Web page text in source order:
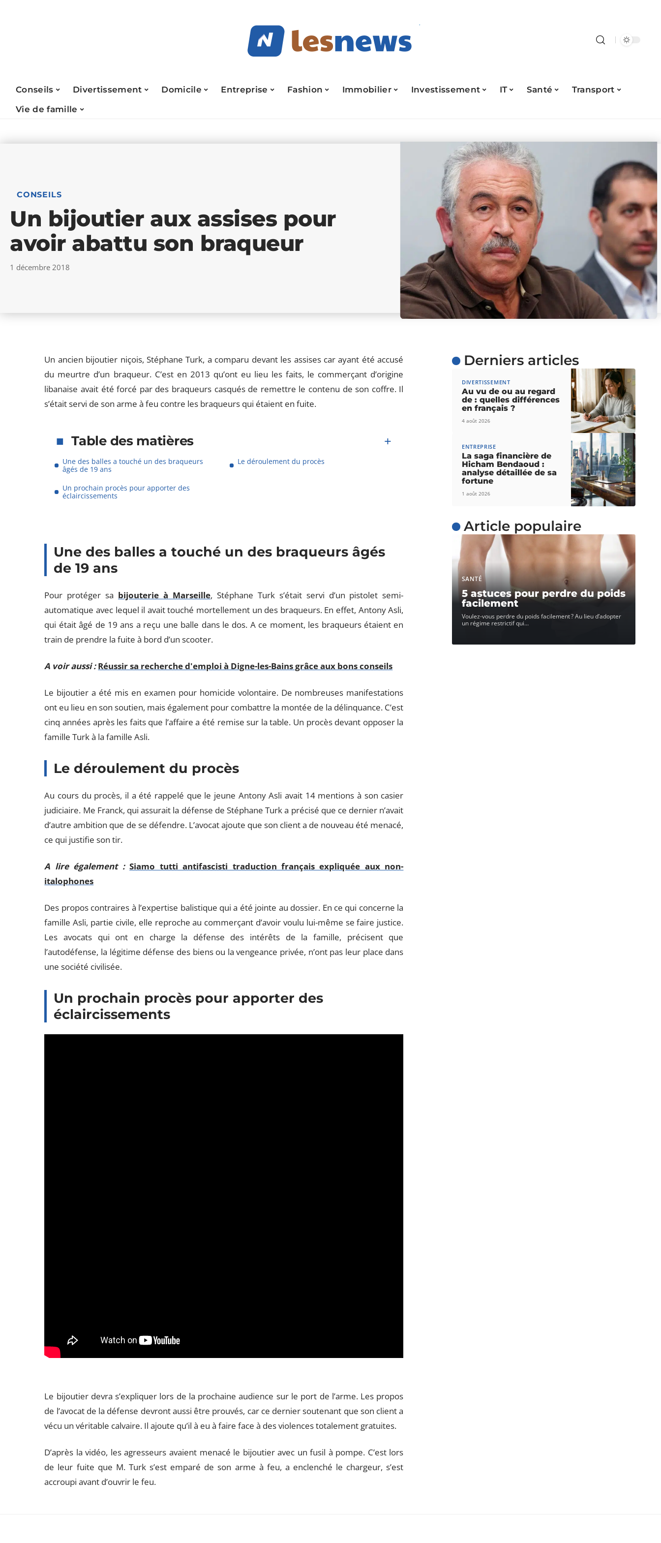
Conseils Divertissement Domicile Entreprise Fashion Immobilier Investissement IT Santé
Transport
Vie de famille
CONSEILS
Un bijoutier aux assises pour
avoir abattu son braqueur
1 décembre 2018
Un ancien bijoutier niçois, Stéphane Turk, a comparu devant les assises car ayant été accusé
du meurtre d’un braqueur. C’est en 2013 qu’ont eu lieu les faits, le commerçant d’origine
libanaise avait été forcé par des braqueurs casqués de remettre le contenu de son coffre. Il
s’était servi de son arme à feu contre les braqueurs qui étaient en fuite.
Table des matières
Une des balles a touché un des braqueurs
âgés de 19 ans
Le déroulement du procès
Un prochain procès pour apporter des
éclaircissements
Une des balles a touché un des braqueurs âgés
de 19 ans
Pour protéger sa bijouterie à Marseille, Stéphane Turk s’était servi d’un pistolet semi-
automatique avec lequel il avait touché mortellement un des braqueurs. En effet, Antony Asli,
qui était âgé de 19 ans a reçu une balle dans le dos. A ce moment, les braqueurs étaient en
train de prendre la fuite à bord d’un scooter.
A voir aussi : Réussir sa recherche d'emploi à Digne-les-Bains grâce aux bons conseils
Le bijoutier a été mis en examen pour homicide volontaire. De nombreuses manifestations
ont eu lieu en son soutien, mais également pour combattre la montée de la délinquance. C’est
cinq années après les faits que l’affaire a été remise sur la table. Un procès devant opposer la
famille Turk à la famille Asli.
Le déroulement du procès
Au cours du procès, il a été rappelé que le jeune Antony Asli avait 14 mentions à son casier
judiciaire. Me Franck, qui assurait la défense de Stéphane Turk a précisé que ce dernier n’avait
d’autre ambition que de se défendre. L’avocat ajoute que son client a de nouveau été menacé,
ce qui justifie son tir.
A lire également : Siamo tutti antifascisti traduction français expliquée aux non-
italophones
Des propos contraires à l’expertise balistique qui a été jointe au dossier. En ce qui concerne la
famille Asli, partie civile, elle reproche au commerçant d’avoir voulu lui-même se faire justice.
Les avocats qui ont en charge la défense des intérêts de la famille, précisent que
l’autodéfense, la légitime défense des biens ou la vengeance privée, n’ont pas leur place dans
une société civilisée.
Un prochain procès pour apporter des
éclaircissements
Le bijoutier devra s’expliquer lors de la prochaine audience sur le port de l’arme. Les propos
de l’avocat de la défense devront aussi être prouvés, car ce dernier soutenant que son client a
vécu un véritable calvaire. Il ajoute qu’il à eu à faire face à des violences totalement gratuites.
D’après la vidéo, les agresseurs avaient menacé le bijoutier avec un fusil à pompe. C’est lors
de leur fuite que M. Turk s’est emparé de son arme à feu, a enclenché le chargeur, s’est
accroupi avant d’ouvrir le feu.
Derniers articles
DIVERTISSEMENT
Au vu de ou au regard
de : quelles différences
en français ?
4 août 2026
ENTREPRISE
La saga financière de
Hicham Bendaoud :
analyse détaillée de sa
fortune
1 août 2026
Article populaire
SANTÉ
5 astuces pour perdre du poids
facilement
Voulez-vous perdre du poids facilement ? Au lieu d’adopter
un régime restrictif qui…